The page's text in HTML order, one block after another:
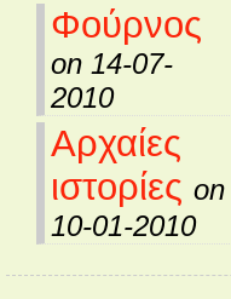
Φούρνος
on 14-07-
2010
Αρχαίες
ιστορίες on
10-01-2010